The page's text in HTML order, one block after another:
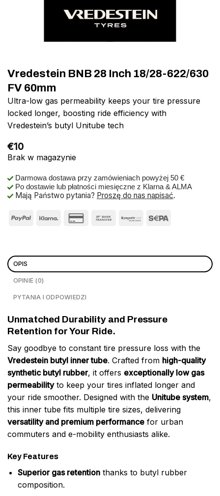
Vredestein BNB 28 Inch 18/28-622/630
FV 60mm
Ultra-low gas permeability keeps your tire pressure
locked longer, boosting ride efficiency with
Vredestein’s butyl Unitube tech
€10
Brak w magazynie
Darmowa dostawa przy zamówieniach powyżej 50 €
Po dostawie lub płatności miesięczne z Klarna & ALMA
Mają Państwo pytania? Proszę do nas napisać.
OPIS
OPINIE (0)
PYTANIA I ODPOWIEDZI
Unmatched Durability and Pressure
Retention for Your Ride.
Say goodbye to constant tire pressure loss with the
Vredestein butyl inner tube. Crafted from high-quality
synthetic butyl rubber, it offers exceptionally low gas
permeabilityto keep your tires inflated longer and
your ride smoother. Designed with the Unitube system,
this inner tube fits multiple tire sizes, delivering
versatility and premium performance for urban
commuters and e-mobility enthusiasts alike.
Key Features
Superior gas retentionthanks to butyl rubber
composition.